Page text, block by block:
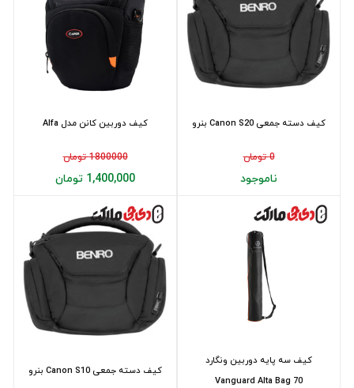
کیف دوربین کانن مدل Alfa
1800000 تومان
1,400,000 تومان
کیف دسته جمعی Canon S20 بنرو
0 تومان
ناموجود
کیف دسته جمعی Canon S10 بنرو
کیف سه پایه دوربین ونگارد
Vanguard Alta Bag 70